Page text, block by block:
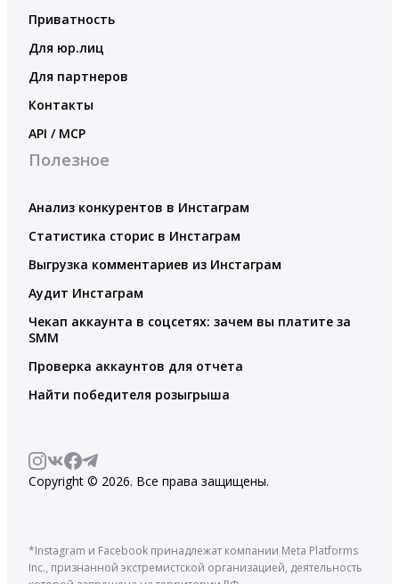
Приватность
Для юр.лиц
Для партнеров
Контакты
API / MCP
Полезное
Анализ конкурентов в Инстаграм
Статистика сторис в Инстаграм
Выгрузка комментариев из Инстаграм
Аудит Инстаграм
Чекап аккаунта в соцсетях: зачем вы платите за
SMM
Проверка аккаунтов для отчета
Найти победителя розыгрыша
Copyright © 2026. Все права защищены.
*Instagram и Facebook принадлежат компании Meta Platforms
Inc., признанной экстремистской организацией, деятельность